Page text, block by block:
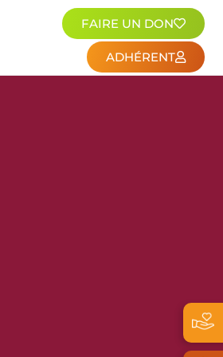
FAIRE UN DON
ADHÉRENT